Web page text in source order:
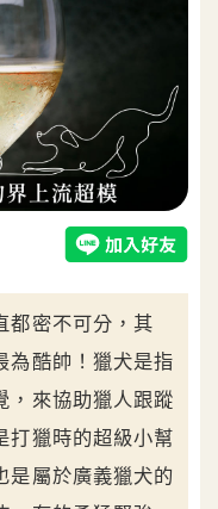
都密不可分，其
為酷帥！獵犬是指
，來協助獵人跟蹤
打獵時的超級小幫
是屬於廣義獵犬的